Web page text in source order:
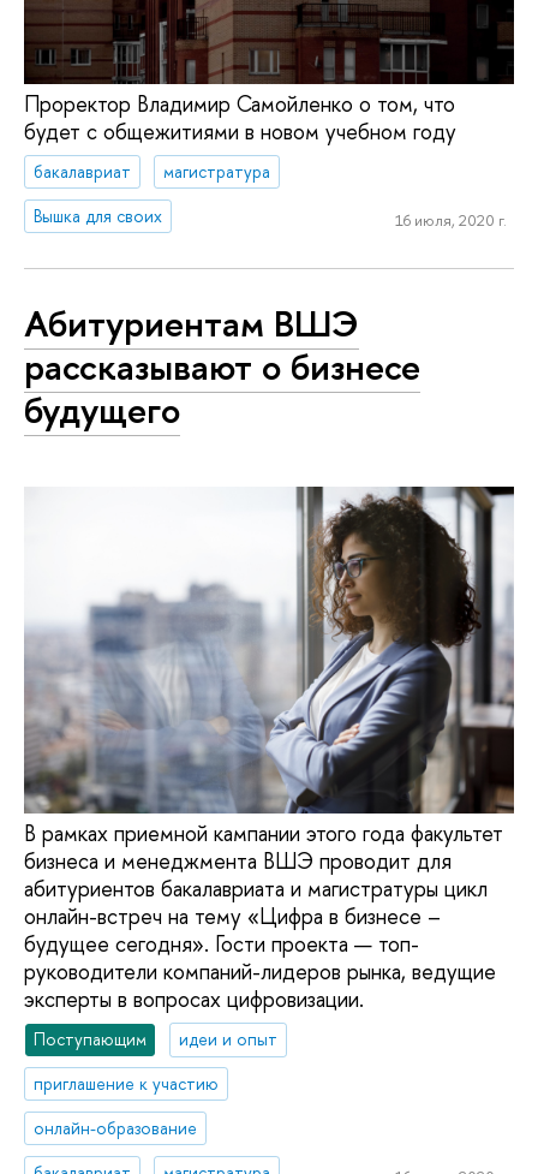
Проректор Владимир Самойленко о том, что
будет с общежитиями в новом учебном году
бакалавриат
магистратура
Вышка для своих
16 июля, 2020 г.
Абитуриентам ВШЭ
рассказывают о бизнесе
будущего
В рамках приемной кампании этого года факультет
бизнеса и менеджмента ВШЭ проводит для
абитуриентов бакалавриата и магистратуры цикл
онлайн-встреч на тему «Цифра в бизнесе –
будущее сегодня». Гости проекта — топ-
руководители компаний-лидеров рынка, ведущие
эксперты в вопросах цифровизации.
Поступающим
идеи и опыт
приглашение к участию
онлайн-образование